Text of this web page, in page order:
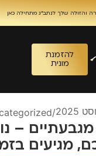
והזולה שלך לנתב"ג מתחילה כאן
להזמנת
מונית
/
מגבעתיים –
מגיעים בזמן